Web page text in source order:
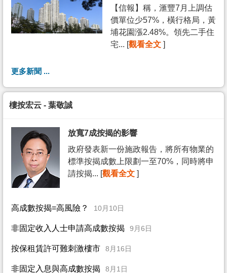
【信報】稱，滙豐7月上調估
價單位少57%，橫行格局，黃
埔花園漲2.48%。領先二手住
宅... [觀看全文 ]
更多新聞 ...
樓按宏云 - 葉敬誠
放寬7成按揭的影響
政府發表新一份施政報告，將所有物業的
標準按揭成數上限劃一至70%，同時將申
請按揭... [觀看全文 ]
高成數按揭=高風險？ 10月10日
非固定收入人士申請高成數按揭 9月6日
按保租賃許可難刺激樓市 8月16日
非固定入息與高成數按揭 8月1日